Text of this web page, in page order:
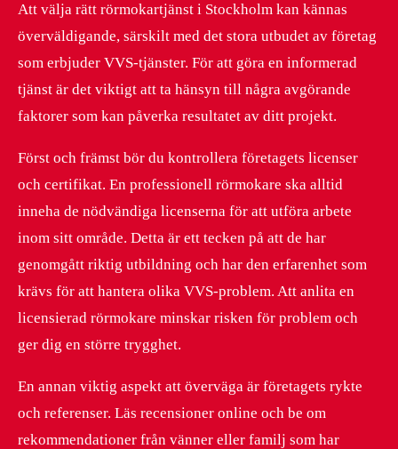
Att välja rätt rörmokartjänst i Stockholm kan kännas
överväldigande, särskilt med det stora utbudet av företag
som erbjuder VVS-tjänster. För att göra en informerad
tjänst är det viktigt att ta hänsyn till några avgörande
faktorer som kan påverka resultatet av ditt projekt.
Först och främst bör du kontrollera företagets licenser
och certifikat. En professionell rörmokare ska alltid
inneha de nödvändiga licenserna för att utföra arbete
inom sitt område. Detta är ett tecken på att de har
genomgått riktig utbildning och har den erfarenhet som
krävs för att hantera olika VVS-problem. Att anlita en
licensierad rörmokare minskar risken för problem och
ger dig en större trygghet.
En annan viktig aspekt att överväga är företagets rykte
och referenser. Läs recensioner online och be om
rekommendationer från vänner eller familj som har